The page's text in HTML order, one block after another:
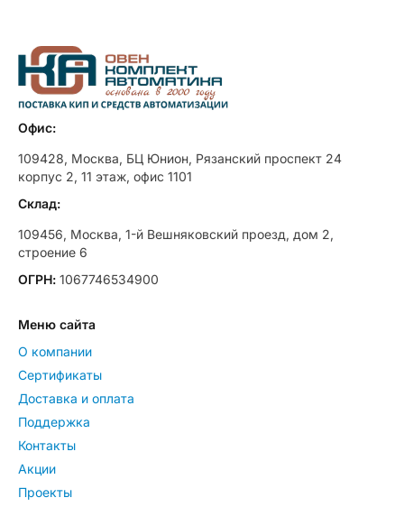
Офис:
109428, Москва, БЦ Юнион, Рязанский проспект 24
корпус 2, 11 этаж, офис 1101
Склад:
109456, Москва, 1-й Вешняковский проезд, дом 2,
строение 6
ОГРН: 1067746534900
Меню сайта
О компании
Сертификаты
Доставка и оплата
Поддержка
Контакты
Акции
Проекты